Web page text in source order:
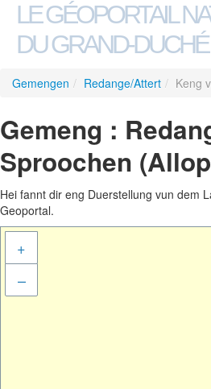
LE GÉOPORTAIL
DU GRAND-
Gemengen / Redange/Attert / Keng
Gemeng :
Sproochen
Hei fannt dir eng Duerstellung vun dem
Geoportal.
+
–